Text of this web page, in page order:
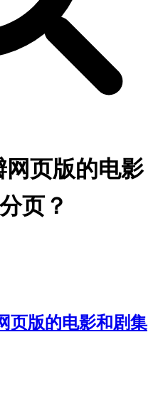
网页版的电影
页？
页版的电影和剧集